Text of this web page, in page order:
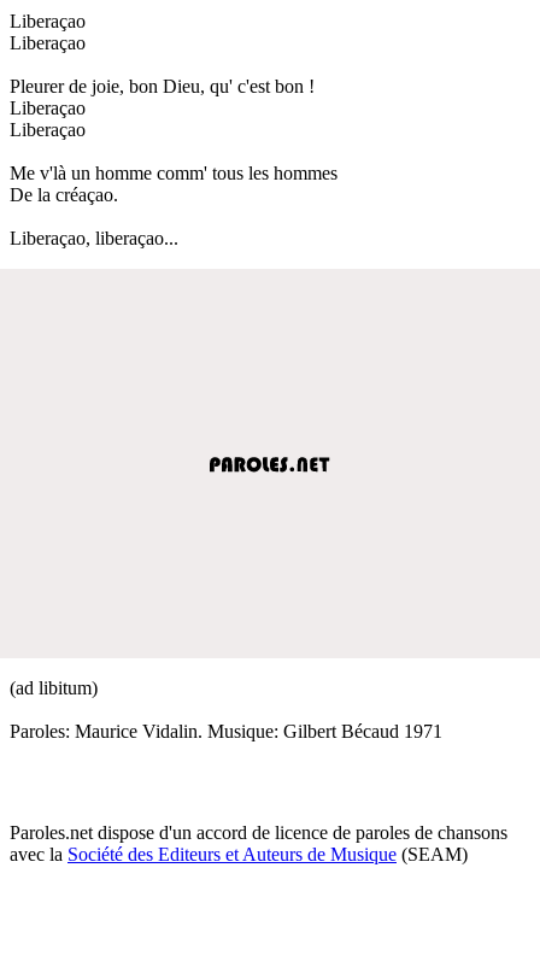
Liberaçao
Liberaçao
Pleurer de joie, bon Dieu, qu' c'est bon !
Liberaçao
Liberaçao
Me v'là un homme comm' tous les hommes
De la créaçao.
Liberaçao, liberaçao...
(ad libitum)
Paroles: Maurice Vidalin. Musique: Gilbert Bécaud 1971
Paroles.net dispose d'un accord de licence de paroles de chansons
avec la Société des Editeurs et Auteurs de Musique (SEAM)